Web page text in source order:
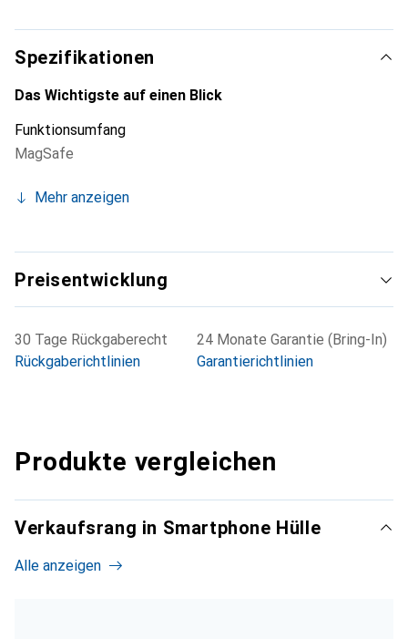
für den anspruchsvollen Kunden.
Spezifikationen
Das Wichtigste auf einen Blick
Funktionsumfang
MagSafe
Mehr anzeigen
Preisentwicklung
30 Tage Rückgaberecht
Rückgaberichtlinien
24 Monate Garantie (Bring-In)
Garantierichtlinien
Produkte vergleichen
Verkaufsrang in Smartphone Hülle
Alle anzeigen